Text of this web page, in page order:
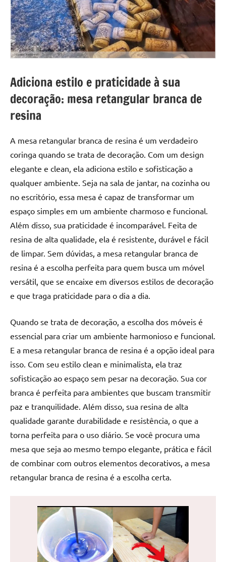
passo
criatividade
da
resina.
Explore
e
inspirações
sobre
mesa
de
resina,
incluindo
designs
jantar
de
resina
e
cascata
resinadas.
Quer
esteja
à
procura
uma
mesa
redonda
para
reuniões
Adiciona estilo e praticidade à sua
decoração: mesa retangular branca de
resina
A mesa retangular branca de resina é um verdadeiro
coringa quando se trata de decoração. Com um design
elegante e clean, ela adiciona estilo e sofisticação a
qualquer ambiente. Seja na sala de jantar, na cozinha ou
no escritório, essa mesa é capaz de transformar um
espaço simples em um ambiente charmoso e funcional.
Além disso, sua praticidade é incomparável. Feita de
resina de alta qualidade, ela é resistente, durável e fácil
de limpar. Sem dúvidas, a mesa retangular branca de
resina é a escolha perfeita para quem busca um móvel
versátil, que se encaixe em diversos estilos de decoração
e que traga praticidade para o dia a dia.
Quando se trata de decoração, a escolha dos móveis é
essencial para criar um ambiente harmonioso e funcional.
E a mesa retangular branca de resina é a opção ideal para
isso. Com seu estilo clean e minimalista, ela traz
sofisticação ao espaço sem pesar na decoração. Sua cor
branca é perfeita para ambientes que buscam transmitir
paz e tranquilidade. Além disso, sua resina de alta
qualidade garante durabilidade e resistência, o que a
torna perfeita para o uso diário. Se você procura uma
mesa que seja ao mesmo tempo elegante, prática e fácil
de combinar com outros elementos decorativos, a mesa
retangular branca de resina é a escolha certa.